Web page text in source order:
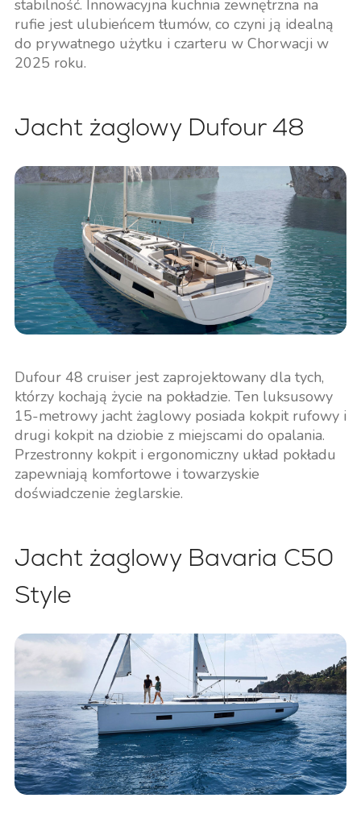
stabilność. Innowacyjna kuchnia zewnętrzna na
rufie jest ulubieńcem tłumów, co czyni ją idealną
do prywatnego użytku i czarteru w Chorwacji w
2025 roku.
Jacht żaglowy Dufour 48
Dufour 48 cruiser jest zaprojektowany dla tych,
którzy kochają życie na pokładzie. Ten luksusowy
15-metrowy jacht żaglowy posiada kokpit rufowy i
drugi kokpit na dziobie z miejscami do opalania.
Przestronny kokpit i ergonomiczny układ pokładu
zapewniają komfortowe i towarzyskie
doświadczenie żeglarskie.
Jacht żaglowy Bavaria C50
Style